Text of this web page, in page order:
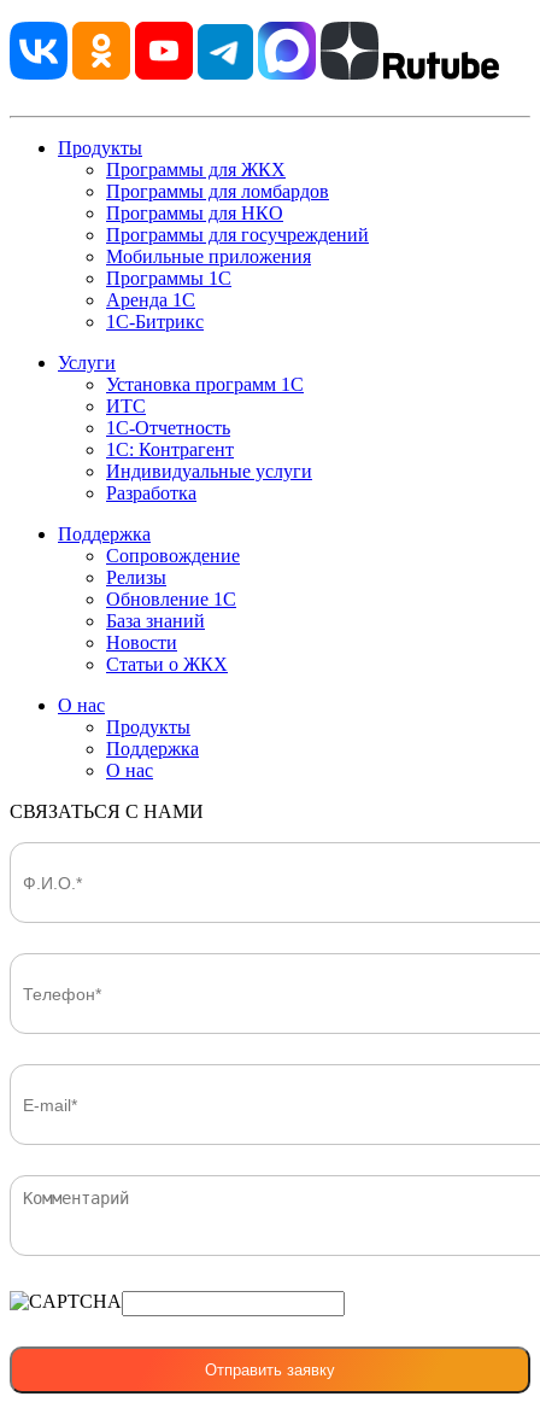
Продукты
Программы для ЖКХ
Программы для ломбардов
Программы для НКО
Программы для госучреждений
Мобильные приложения
Программы 1С
Аренда 1С
1С-Битрикс
Услуги
Установка программ 1С
ИТС
1С-Отчетность
1С: Контрагент
Индивидуальные услуги
Разработка
Поддержка
Сопровождение
Релизы
Обновление 1С
База знаний
Новости
Статьи о ЖКХ
О нас
Продукты
Поддержка
О нас
СВЯЗАТЬСЯ С НАМИ